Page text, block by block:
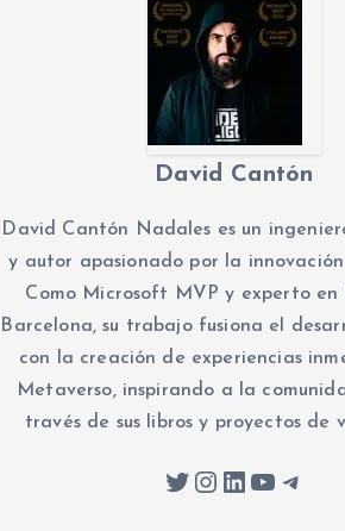
David Cantón
David Cantón Nadales es un
y autor apasionado por la
Como Microsoft MVP y experto en
Barcelona, su trabajo fusiona el
con la creación de experiencias
Metaverso, inspirando a la
través de sus libros y proyectos de
Twitter Instagram LinkedIn YouTube Telegram